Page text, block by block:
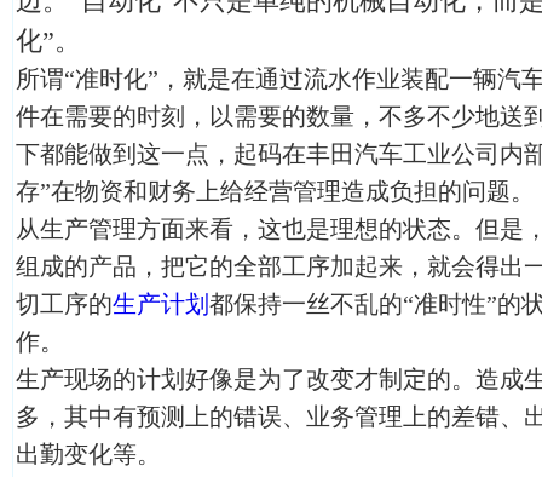
化”。
所谓“准时化”，就是在通过流水作业装配一辆汽
件在需要的时刻，以需要的数量，不多不少地送
下都能做到这一点，起码在丰田汽车工业公司内
存”在物资和财务上给经营管理造成负担的问题。
从生产管理方面来看，这也是理想的状态。但是
组成的产品，把它的全部工序加起来，就会得出
切工序的生产计划 都保持一丝不乱的“准时性”的
作。
生产现场的计划好像是为了改变才制定的。造成
多，其中有预测上的错误、业务管理上的差错、
出勤变化等。